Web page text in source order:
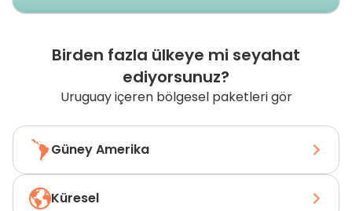
Birden fazla ülkeye mi seyahat
ediyorsunuz?
Uruguay içeren bölgesel paketleri gör
Güney Amerika
Küresel